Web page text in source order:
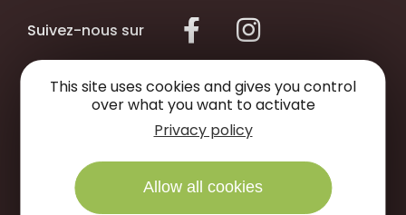
Suivez-nous sur
NOUS ÉCRIRE
NOUS APPELER
This site uses cookies and gives you control
over what you want to activate
Privacy policy
Allow all cookies